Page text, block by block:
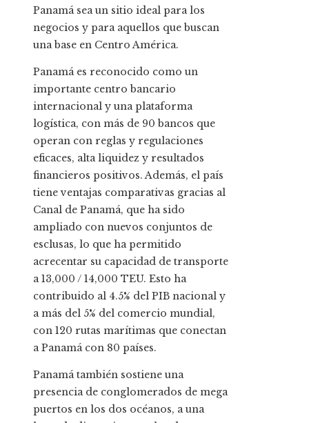
Panamá sea un sitio ideal para los
negocios y para aquellos que buscan
una base en Centro América.
Panamá es reconocido como un
importante centro bancario
internacional y una plataforma
logística, con más de 90 bancos que
operan con reglas y regulaciones
eficaces, alta liquidez y resultados
financieros positivos. Además, el país
tiene ventajas comparativas gracias al
Canal de Panamá, que ha sido
ampliado con nuevos conjuntos de
esclusas, lo que ha permitido
acrecentar su capacidad de transporte
a 13,000 / 14,000 TEU. Esto ha
contribuido al 4.5% del PIB nacional y
a más del 5% del comercio mundial,
con 120 rutas marítimas que conectan
a Panamá con 80 países.
Panamá también sostiene una
presencia de conglomerados de mega
puertos en los dos océanos, a una